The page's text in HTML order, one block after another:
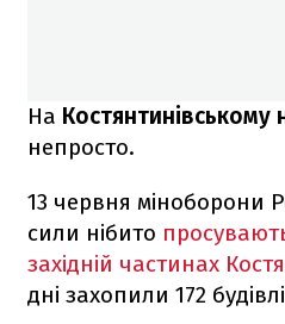
На Костянтинівському
непросто.
13 червня міноборони
сили нібито
західній частинах
дні захопили 172 будівлі